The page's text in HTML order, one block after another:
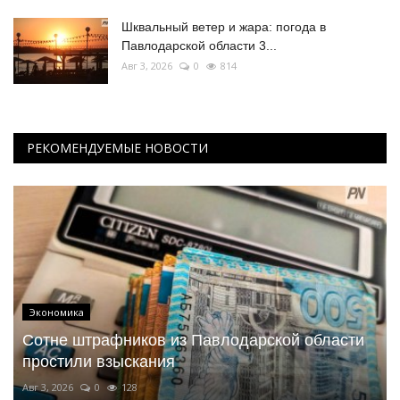
Шквальный ветер и жара: погода в
Павлодарской области 3...
Авг 3, 2026 0 814
РЕКОМЕНДУЕМЫЕ НОВОСТИ
Экономика
Сотне штрафников из Павлодарской области
простили взыскания
Авг 3, 2026 0 128